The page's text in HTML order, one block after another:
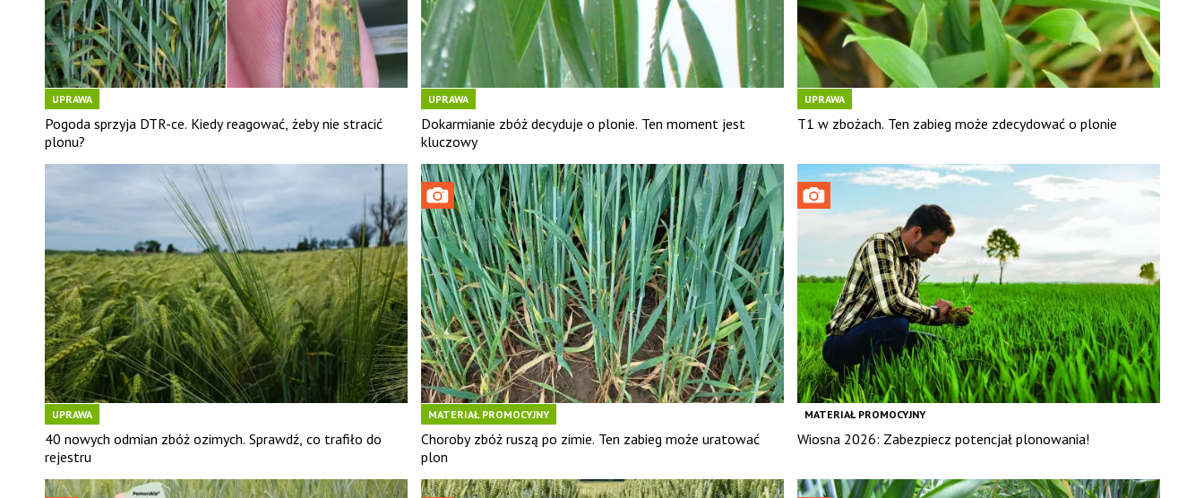
UPRAWA
Pogoda sprzyja DTR-ce. Kiedy reagować, żeby nie stracić
plonu?
UPRAWA
Dokarmianie zbóż decyduje o plonie. Ten moment jest
kluczowy
UPRAWA
T1 w zbożach. Ten zabieg może zdecydować o plonie
UPRAWA
40 nowych odmian zbóż ozimych. Sprawdź, co trafiło do
rejestru
MATERIAŁ PROMOCYJNY
Choroby zbóż ruszą po zimie. Ten zabieg może uratować
plon
MATERIAŁ PROMOCYJNY
Wiosna 2026: Zabezpiecz potencjał plonowania!